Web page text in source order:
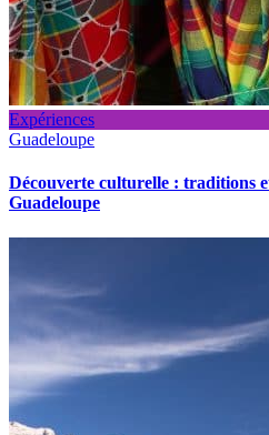
Expériences
Guadeloupe
Découverte culturelle : traditions
Guadeloupe